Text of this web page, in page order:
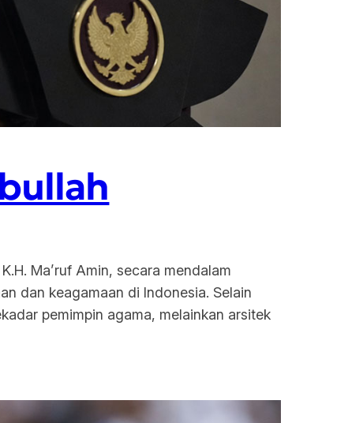
Ma’ruf Amin, secara mendalam
dan keagamaan di Indonesia. Selain
pemimpin agama, melainkan arsitek